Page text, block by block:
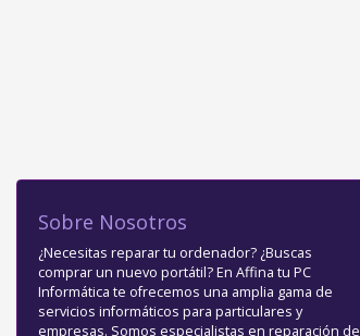
Sobre Nosotros
¿Necesitas reparar tu ordenador? ¿Buscas
comprar un nuevo portátil? En Affina tu PC
Informática te ofrecemos una amplia gama de
servicios informáticos para particulares y
empresas. Somos especialistas en reparación de